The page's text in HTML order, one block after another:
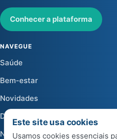
Conhecer a plataforma
NAVEGUE
Saúde
Bem-estar
Novidades
Dicas
Notícias
Este site usa cookies
Usamos cookies essenciais